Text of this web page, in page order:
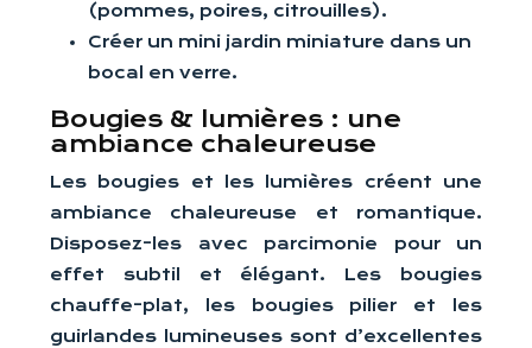
(pommes, poires, citrouilles).
Créer un mini jardin miniature dans un
bocal en verre.
Bougies & lumières : une
ambiance chaleureuse
Les bougies et les lumières créent une
ambiance chaleureuse et romantique.
Disposez-les avec parcimonie pour un
effet subtil et élégant. Les bougies
chauffe-plat, les bougies pilier et les
guirlandes lumineuses sont d’excellentes